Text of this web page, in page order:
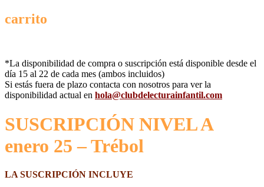
carrito
*La disponibilidad de compra o suscripción está disponible desde el
día 15 al 22 de cada mes (ambos incluidos)
Si estás fuera de plazo contacta con nosotros para ver la
disponibilidad actual en hola@clubdelecturainfantil.com
SUSCRIPCIÓN NIVEL A
enero 25 – Trébol
LA SUSCRIPCIÓN INCLUYE